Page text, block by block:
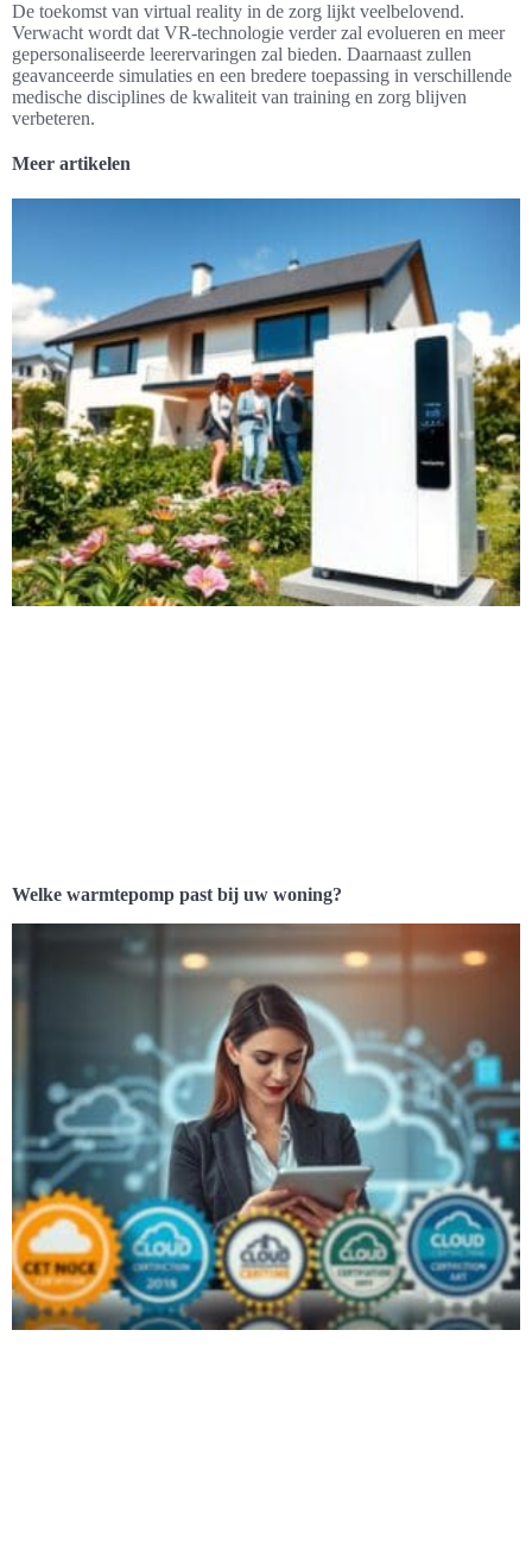
De toekomst van virtual reality in de zorg lijkt veelbelovend.
Verwacht wordt dat VR-technologie verder zal evolueren en meer
gepersonaliseerde leerervaringen zal bieden. Daarnaast zullen
geavanceerde simulaties en een bredere toepassing in verschillende
medische disciplines de kwaliteit van training en zorg blijven
verbeteren.
Meer artikelen
Welke warmtepomp past bij uw woning?